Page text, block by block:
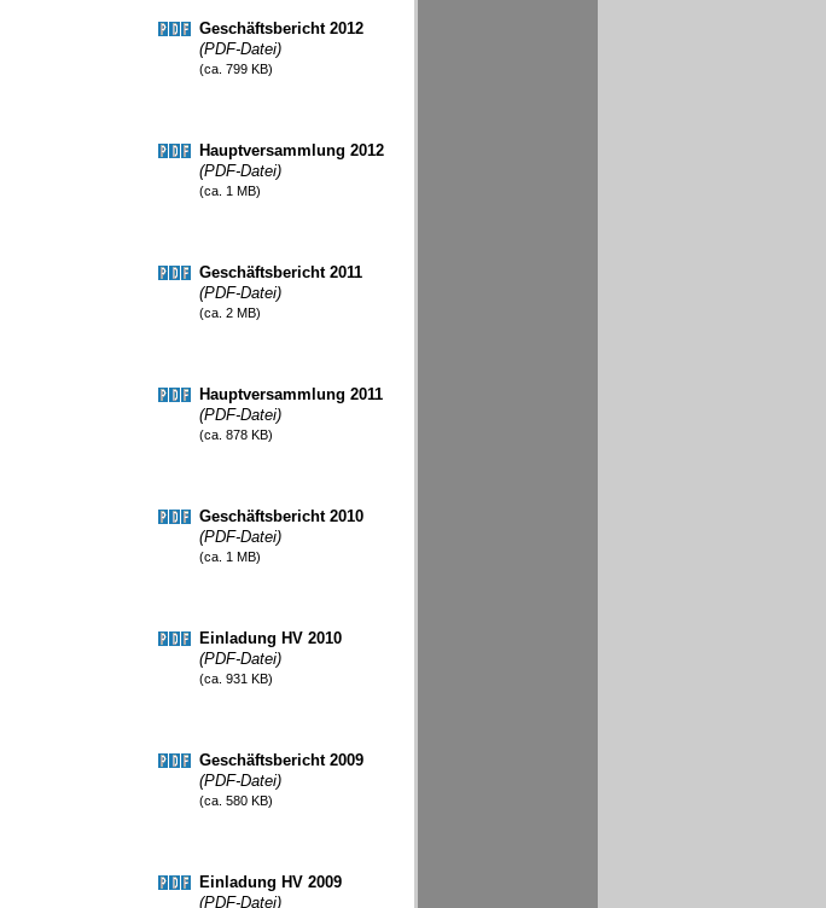
Geschäftsbericht 2012
(PDF-Datei)
(ca. 799 KB)
Hauptversammlung 2012
(PDF-Datei)
(ca. 1 MB)
Geschäftsbericht 2011
(PDF-Datei)
(ca. 2 MB)
Hauptversammlung 2011
(PDF-Datei)
(ca. 878 KB)
Geschäftsbericht 2010
(PDF-Datei)
(ca. 1 MB)
Einladung HV 2010
(PDF-Datei)
(ca. 931 KB)
Geschäftsbericht 2009
(PDF-Datei)
(ca. 580 KB)
Einladung HV 2009
(PDF-Datei)